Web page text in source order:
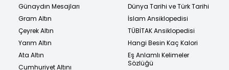
Günaydın Mesajları
Gram Altın
Çeyrek Altın
Yarım Altın
Ata Altın
Cumhuriyet Altını
Dünya Tarihi ve Türk Tarihi
İslam Ansiklopedisi
TÜBİTAK Ansiklopedisi
Hangi Besin Kaç Kalori
Eş Anlamlı Kelimeler
Sözlüğü